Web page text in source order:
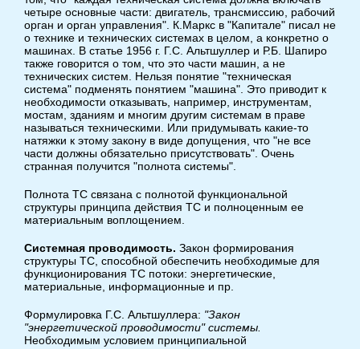
четыре основные части: двигатель, трансмиссию, рабочий
орган и орган управления". К.Маркс в "Капитале" писал не
о технике и технических системах в целом, а конкретно о
машинах. В статье 1956 г. Г.С. Альтшуллер и Р.Б. Шапиро
также говорится о том, что это части машин, а не
технических систем. Нельзя понятие "техническая
система" подменять понятием "машина". Это приводит к
необходимости отказывать, например, инструментам,
мостам, зданиям и многим другим системам в праве
называться техническими. Или придумывать какие-то
натяжки к этому закону в виде допущения, что "не все
части должны обязательно присутствовать". Очень
странная получится "полнота системы".
Полнота ТС связана с полнотой функциональной
структуры принципа действия ТС и полноценным ее
материальным воплощением.
Системная проводимость. Закон формирования
структуры ТС, способной обеспечить необходимые для
функционирования ТС потоки: энергетические,
материальные, информационные и пр.
Формулировка Г.С. Альтшуллера: "Закон
"энергетической проводимости" системы.
Необходимым условием принципиальной